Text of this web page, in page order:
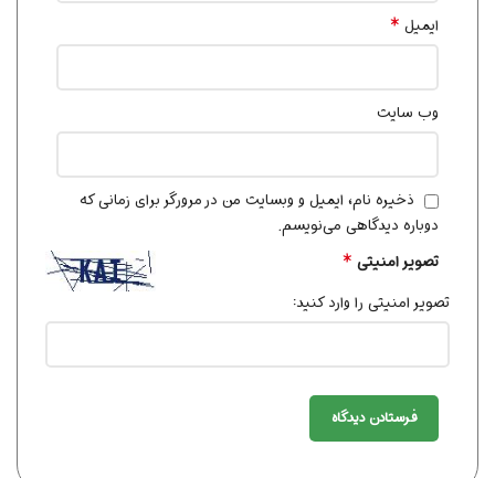
ایمیل *
وب‌ سایت
ذخیره نام، ایمیل و وبسایت من در مرورگر برای زمانی که
دوباره دیدگاهی می‌نویسم.
تصویر امنیتی *
تصویر امنیتی را وارد کنید: